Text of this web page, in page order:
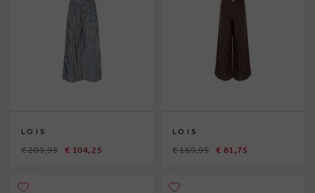
LOIS
€ 209,95 € 104,25
LOIS
€ 169,95 € 81,75